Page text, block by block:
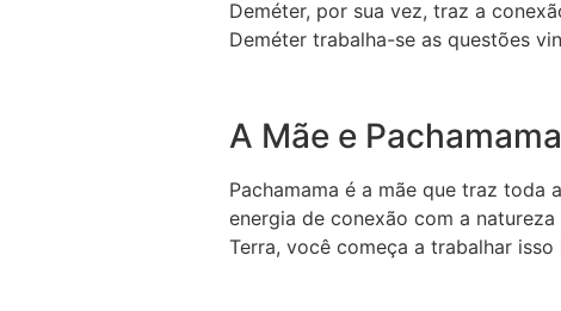
Deméter, por sua vez, traz a
Deméter trabalha-se as questões
A Mãe e Pachamama
Pachamama é a mãe que traz toda
energia de conexão com a
Terra, você começa a trabalhar isso